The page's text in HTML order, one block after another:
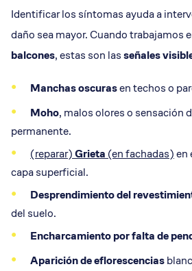
Identificar los síntomas ayuda a
daño sea mayor. Cuando trabajamos
balcones, estas son lasseñales
Manchas oscurasen techos o
Moho, malos olores o sensación
permanente.
(reparar)Grieta (en fachadas)en
capa superficial.
Desprendimiento del
del suelo.
Encharcamiento por falta de
Aparición de eflorescencias